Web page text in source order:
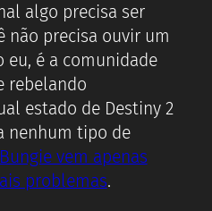
algo precisa ser
não precisa ouvir um
eu, é a comunidade
rebelando
estado de Destiny 2
nenhum tipo de
Bungie vem apenas
problemas.